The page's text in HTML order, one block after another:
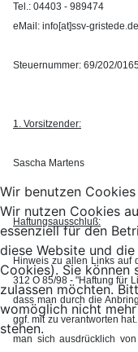
Tel.: 04403 - 989474
eMail: info[at]ssv-gristede.de
Steuernummer: 69/202/
1. Vorsitzender:
Sascha Martens
Haftungsausschluß:
Hinweis zu allen Links auf
312 O 85/98 - "Haftung für
dass man durch die
ggf. mit zu verantworten
man sich ausdrücklich
Wir benutzen Cookies
Wir nutzen Cookies
essenziell für den
diese Website und
Cookies). Sie können
zulassen möchten.
womöglich nicht
stehen.